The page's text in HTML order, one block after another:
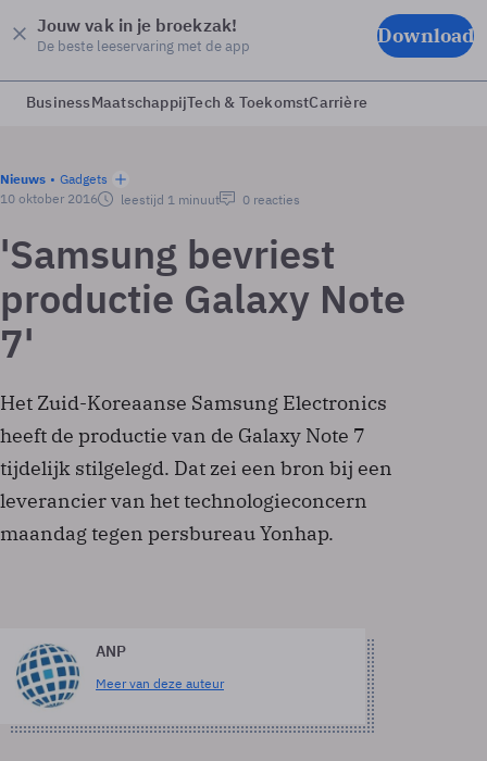
Jouw vak in je broekzak!
De beste leeservaring met de app Download
BusinessMaatschappijTech & ToekomstCarrière
Nieuws
Gadgets
10 oktober 2016
leestijd 1 minuut 0 reacties
'Samsung bevriest
productie Galaxy Note
7'
Het Zuid-Koreaanse Samsung Electronics
heeft de productie van de Galaxy Note 7
tijdelijk stilgelegd. Dat zei een bron bij een
leverancier van het technologieconcern
maandag tegen persbureau Yonhap.
ANP
Meer van deze auteur